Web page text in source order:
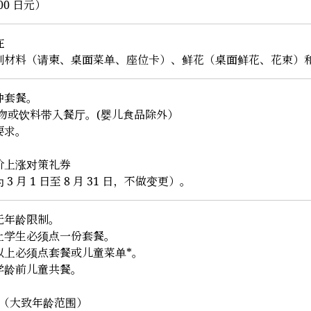
日元）
料（请柬、桌面菜单、座位卡）、鲜花（桌面鲜花、花束）
餐。
或饮料带入餐厅。(婴儿食品除外）
。
上涨对策礼券
3 月 1 日至 8 月 31 日，不做变更）。
龄限制。
生必须点一份套餐。
必须点套餐或儿童菜单*。
前儿童共餐。
大致年龄范围）